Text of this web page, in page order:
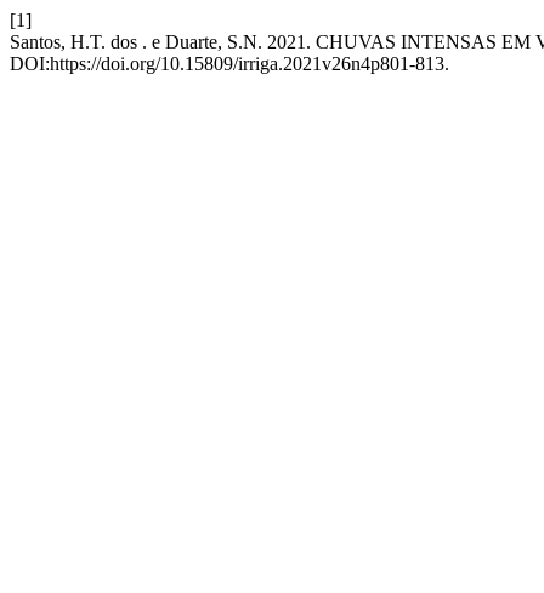
[1]
Santos, H.T. dos . e Duarte, S.N. 2021. CHUVAS INTENSAS
DOI:https://doi.org/10.15809/irriga.2021v26n4p801-813.